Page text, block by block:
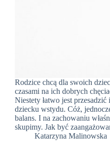
Rodzice chcą dla swoich
czasami na ich dobrych
Niestety łatwo jest
dziecku wstydu. Cóż,
balans. I na zachowaniu
skupimy. Jak być
Katarzyna Malinowska